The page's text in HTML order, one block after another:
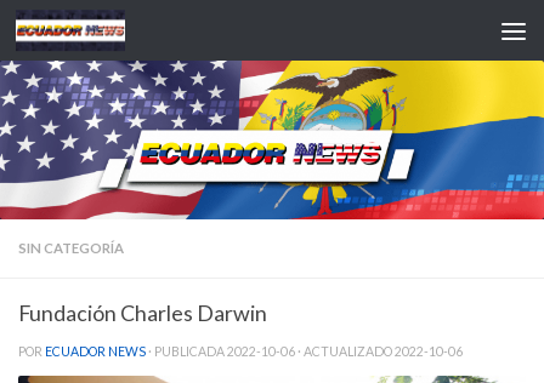
Saltar al contenido
SIN CATEGORÍA
Fundación Charles Darwin
POR ECUADOR NEWS · PUBLICADA2022-10-06 · ACTUALIZADO2022-10-06